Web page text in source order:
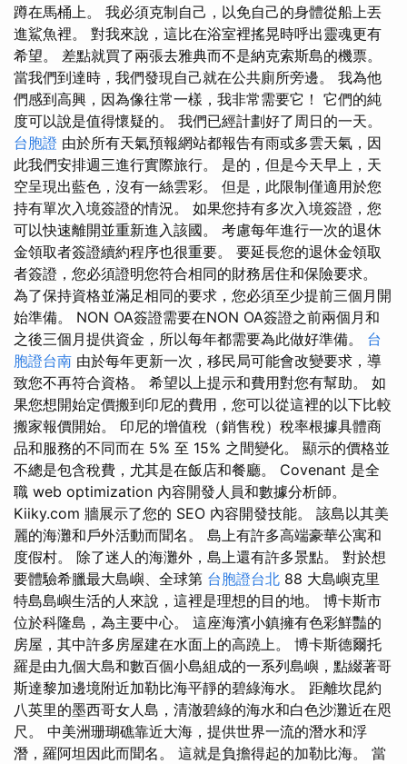
蹲在馬桶上。 我必須克制自己，以免自己的身體從船上丟
進鯊魚裡。 對我來說，這比在浴室裡搖晃時呼出靈魂更有
希望。 差點就買了兩張去雅典而不是納克索斯島的機票。
當我們到達時，我們發現自己就在公共廁所旁邊。 我為他
們感到高興，因為像往常一樣，我非常需要它！ 它們的純
度可以說是值得懷疑的。 我們已經計劃好了周日的一天。
台胞證 由於所有天氣預報網站都報告有雨或多雲天氣，因
此我們安排週三進行實際旅行。 是的，但是今天早上，天
空呈現出藍色，沒有一絲雲彩。 但是，此限制僅適用於您
持有單次入境簽證的情況。 如果您持有多次入境簽證，您
可以快速離開並重新進入該國。 考慮每年進行一次的退休
金領取者簽證續約程序也很重要。 要延長您的退休金領取
者簽證，您必須證明您符合相同的財務居住和保險要求。
為了保持資格並滿足相同的要求，您必須至少提前三個月開
始準備。 NON OA簽證需要在NON OA簽證之前兩個月和
之後三個月提供資金，所以每年都需要為此做好準備。 台
胞證台南 由於每年更新一次，移民局可能會改變要求，導
致您不再符合資格。 希望以上提示和費用對您有幫助。 如
果您想開始定價搬到印尼的費用，您可以從這裡的以下比較
搬家報價開始。 印尼的增值稅（銷售稅）稅率根據具體商
品和服務的不同而在 5% 至 15% 之間變化。 顯示的價格並
不總是包含稅費，尤其是在飯店和餐廳。 Covenant 是全
職 web optimization 內容開發人員和數據分析師。
Kiiky.com 牆展示了您的 SEO 內容開發技能。 該島以其美
麗的海灘和戶外活動而聞名。 島上有許多高端豪華公寓和
度假村。 除了迷人的海灘外，島上還有許多景點。 對於想
要體驗希臘最大島嶼、全球第 台胞證台北 88 大島嶼克里
特島島嶼生活的人來說，這裡是理想的目的地。 博卡斯市
位於科隆島，為主要中心。 這座海濱小鎮擁有色彩鮮豔的
房屋，其中許多房屋建在水面上的高蹺上。 博卡斯德爾托
羅是由九個大島和數百個小島組成的一系列島嶼，點綴著哥
斯達黎加邊境附近加勒比海平靜的碧綠海水。 距離坎昆約
八英里的墨西哥女人島，清澈碧綠的海水和白色沙灘近在咫
尺。 中美洲珊瑚礁靠近大海，提供世界一流的潛水和浮
潛，羅阿坦因此而聞名。 這就是負擔得起的加勒比海。 當